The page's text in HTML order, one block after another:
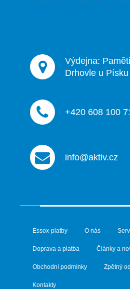
Výdejna:
Drhovle u Písku
+420 608 100
info@aktiv.cz
Essox-platby O nás
Doprava a platba Články a
Obchodní podmínky Zpětný
Kontakty